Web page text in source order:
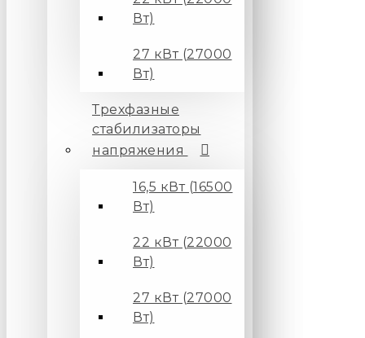
Вт)
27 кВт (27000
Вт)
Трехфазные
стабилизаторы
напряжения
16,5 кВт (16500
Вт)
22 кВт (22000
Вт)
27 кВт (27000
Вт)